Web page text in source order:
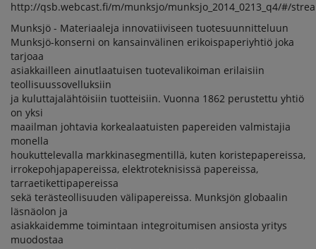
http://qsb.webcast.fi/m/munksjo/munksjo_2014_0213_q4/#/
Munksjö - Materiaaleja innovatiiviseen tuotesuunnitteluun
Munksjö-konserni on kansainvälinen erikoispaperiyhtiö joka
tarjoaa
asiakkailleen ainutlaatuisen tuotevalikoiman erilaisiin
teollisuussovelluksiin
ja kuluttajalähtöisiin tuotteisiin. Vuonna 1862 perustettu yhtiö
on yksi
maailman johtavia korkealaatuisten papereiden valmistajia
monella
houkuttelevalla markkinasegmentillä, kuten koristepapereissa,
irrokepohjapapereissa, elektroteknisissä papereissa,
tarraetikettipapereissa
sekä terästeollisuuden välipapereissa. Munksjön globaalin
läsnäolon ja
asiakkaidemme toimintaan integroitumisen ansiosta yritys
muodostaa